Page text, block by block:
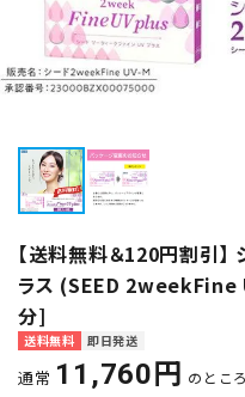
【送料無料＆120円割引】
ラス (SEED 2weekFine
分]
送料無料 即日発送
通常 11,760 のところ